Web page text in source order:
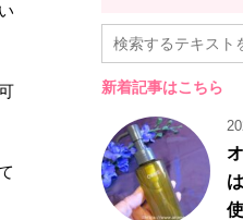
新着記事はこちら